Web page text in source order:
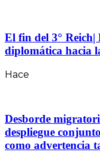
El fin del 3°
diplomática hacia
Hace
Desborde
despliegue
como advertencia